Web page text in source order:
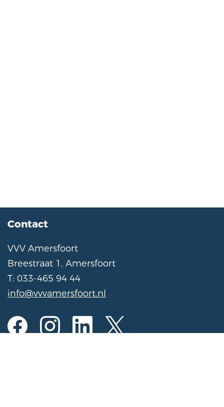
Contact
VVV Amersfoort
Breestraat 1, Amersfoort
T: 033-465 94 44
info@vvvamersfoort.nl